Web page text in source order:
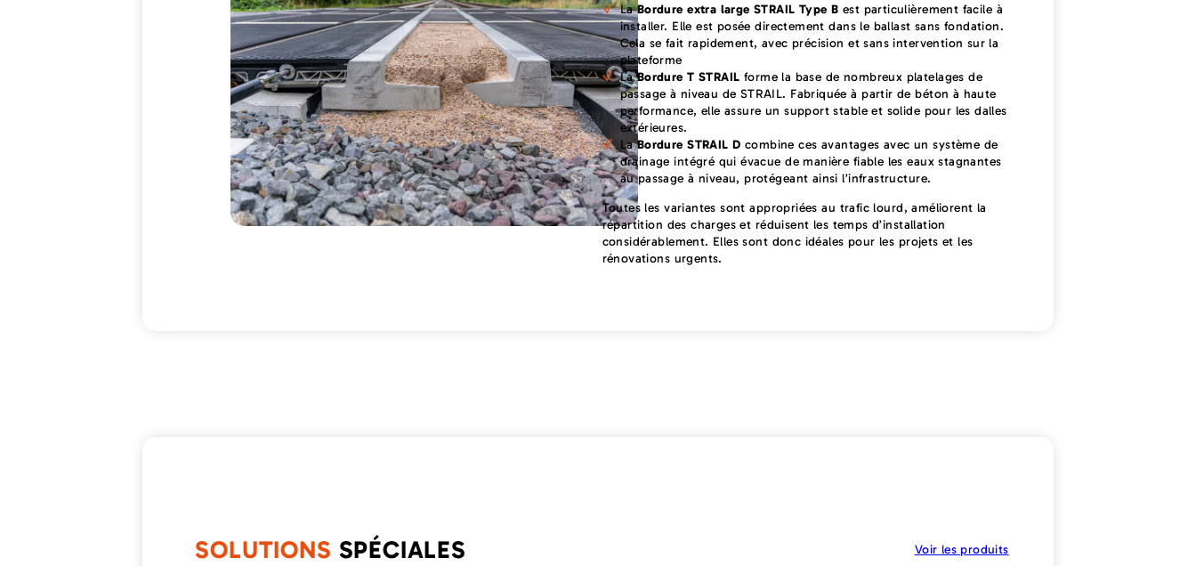
LaBordure extra large STRAIL Type B est particulièrement facile à
installer. Elle est posée directement dans le ballast sans fondation.
Cela se fait rapidement, avec précision et sans intervention sur la
plateforme
LaBordure T STRAIL forme la base de nombreux platelages de
passage à niveau de STRAIL. Fabriquée à partir de béton à haute
performance, elle assure un support stable et solide pour les dalles
extérieures.
LaBordure STRAIL D combine ces avantages avec un système de
drainage intégré qui évacue de manière fiable les eaux stagnantes
au passage à niveau, protégeant ainsi l’infrastructure.
Toutes les variantes sont appropriées au trafic lourd, améliorent la
répartition des charges et réduisent les temps d’installation
considérablement. Elles sont donc idéales pour les projets et les
rénovations urgents.
SOLUTIONS SPÉCIALES Voir les produits